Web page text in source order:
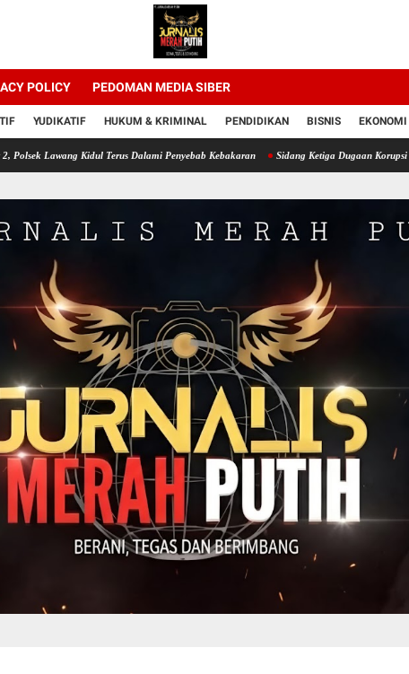
POLICY PEDOMAN MEDIA SIBER
YUDIKATIF HUKUM & KRIMINAL PENDIDIKAN BISNIS EKONOMI
Kidul Terus Dalami Penyebab Kebakaran Sidang Ketiga Dugaan Korupsi PT Semen